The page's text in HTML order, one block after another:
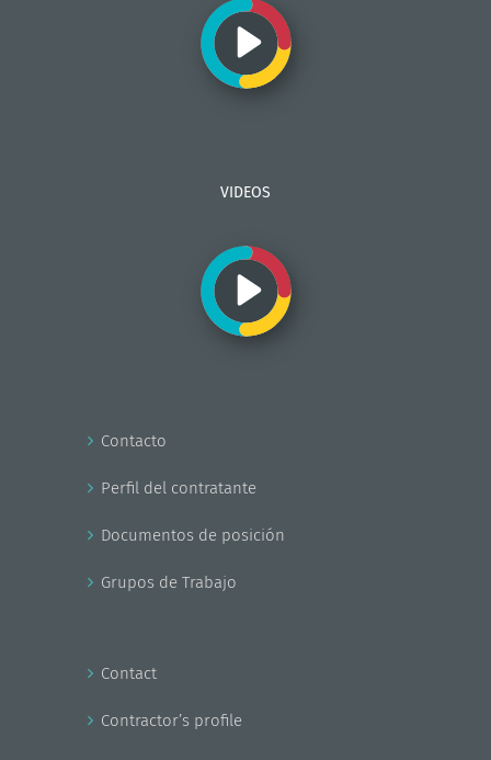
VIDEOS
Contacto
Perfil del contratante
Documentos de posición
Grupos de Trabajo
Contact
Contractor’s profile